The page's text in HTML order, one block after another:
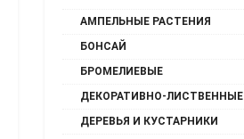
АМПЕЛЬНЫЕ РАСТЕНИЯ
БОНСАЙ
БРОМЕЛИЕВЫЕ
ДЕКОРАТИВНО-ЛИСТВЕННЫЕ
ДЕРЕВЬЯ И КУСТАРНИКИ